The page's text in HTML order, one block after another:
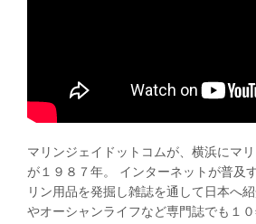
マリンジェイドットコムが、横浜にマ
が１９８７年。 インターネットが普及
リン用品を発掘し雑誌を通して日本へ
やオーシャンライフなど専門誌でも１